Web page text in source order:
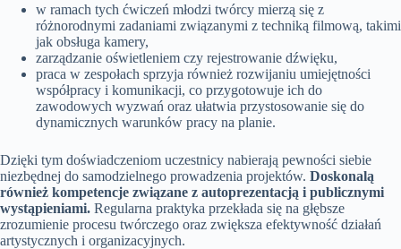
w ramach tych ćwiczeń młodzi twórcy mierzą się z
różnorodnymi zadaniami związanymi z techniką filmową, takimi
jak obsługa kamery,
zarządzanie oświetleniem czy rejestrowanie dźwięku,
praca w zespołach sprzyja również rozwijaniu umiejętności
współpracy i komunikacji, co przygotowuje ich do
zawodowych wyzwań oraz ułatwia przystosowanie się do
dynamicznych warunków pracy na planie.
Dzięki tym doświadczeniom uczestnicy nabierają pewności siebie
niezbędnej do samodzielnego prowadzenia projektów. Doskonalą
również kompetencje związane z autoprezentacją i publicznymi
wystąpieniami. Regularna praktyka przekłada się na głębsze
zrozumienie procesu twórczego oraz zwiększa efektywność działań
artystycznych i organizacyjnych.